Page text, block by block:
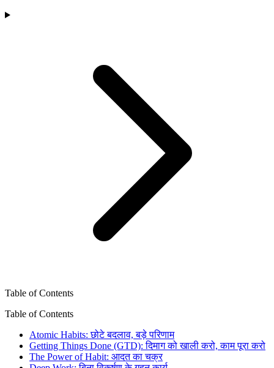
Table of Contents
Table of Contents
Atomic Habits: छोटे बदलाव, बड़े परिणाम
Getting Things Done (GTD): दिमाग को खाली करो, काम पूरा करो
The Power of Habit: आदत का चक्र